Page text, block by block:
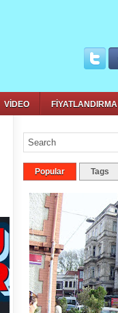
VİDEO FİYATLANDIRMA
Popular Tags